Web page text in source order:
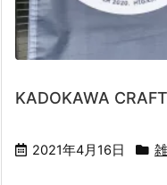
KADOKAWA
2021年4月16日